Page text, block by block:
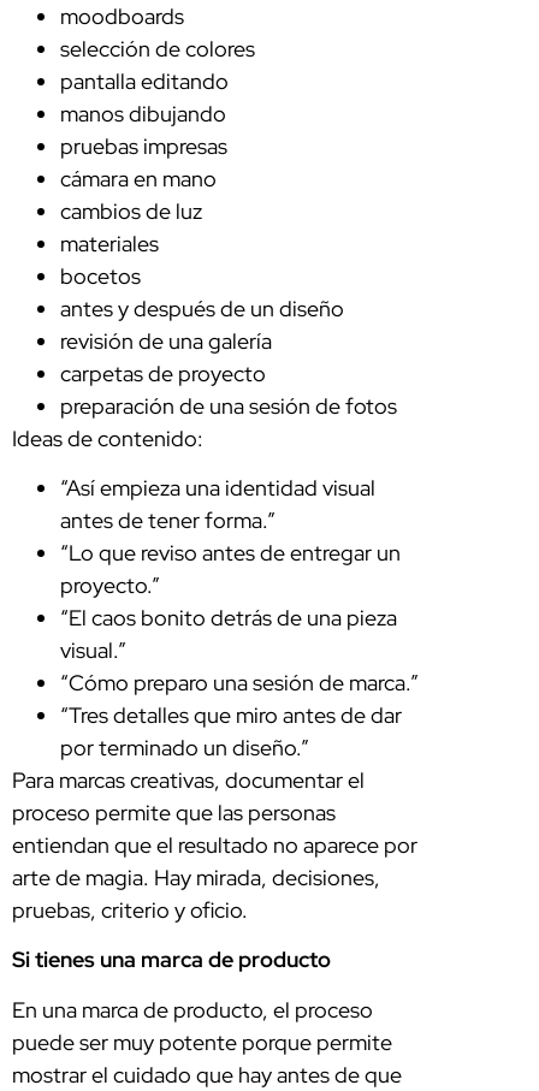
moodboards
selección de colores
pantalla editando
manos dibujando
pruebas impresas
cámara en mano
cambios de luz
materiales
bocetos
antes y después de un diseño
revisión de una galería
carpetas de proyecto
preparación de una sesión de fotos
Ideas de contenido:
“Así empieza una identidad visual
antes de tener forma.”
“Lo que reviso antes de entregar un
proyecto.”
“El caos bonito detrás de una pieza
visual.”
“Cómo preparo una sesión de marca.”
“Tres detalles que miro antes de dar
por terminado un diseño.”
Para marcas creativas, documentar el
proceso permite que las personas
entiendan que el resultado no aparece por
arte de magia. Hay mirada, decisiones,
pruebas, criterio y oficio.
Si tienes una marca de producto
En una marca de producto, el proceso
puede ser muy potente porque permite
mostrar el cuidado que hay antes de que